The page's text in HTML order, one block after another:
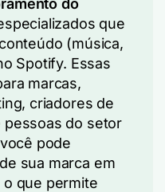
do
que
(música,
Spotify. Essas
marcas,
criadores de
do setor
pode
sua marca em
que permite